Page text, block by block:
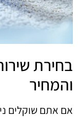
בחירת
והמחיר
אם אתם שוקלים